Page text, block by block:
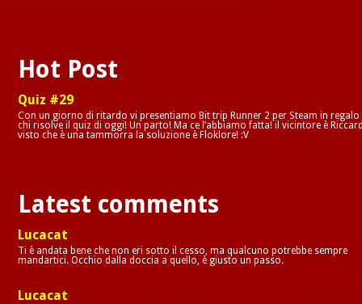
Hot Post
Quiz #29
Con un giorno di ritardo vi presentiamo Bit trip Runner 2 per Steam in regalo
chi risolve il quiz di oggi! Un parto! Ma ce l’abbiamo fatta! il vicintore è
visto che è una tammorra la soluzione è Floklore! :V
Latest comments
Lucacat
Ti è andata bene che non eri sotto il cesso, ma qualcuno potrebbe sempre
mandartici. Occhio dalla doccia a quello, è giusto un passo.
Lucacat